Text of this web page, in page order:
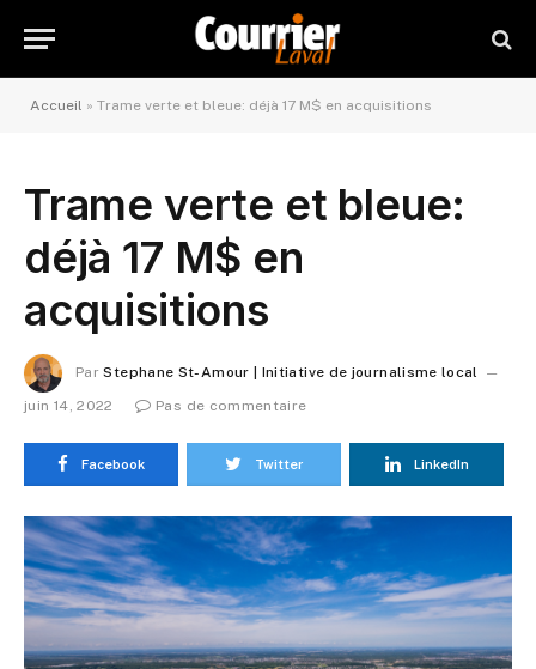
Accueil » Trame verte et bleue: déjà 17 M$ en acquisitions
Trame verte et bleue:
déjà 17 M$ en
acquisitions
Par Stephane St-Amour | Initiative de journalisme local
juin 14, 2022
Pas de commentaire
Facebook Twitter LinkedIn